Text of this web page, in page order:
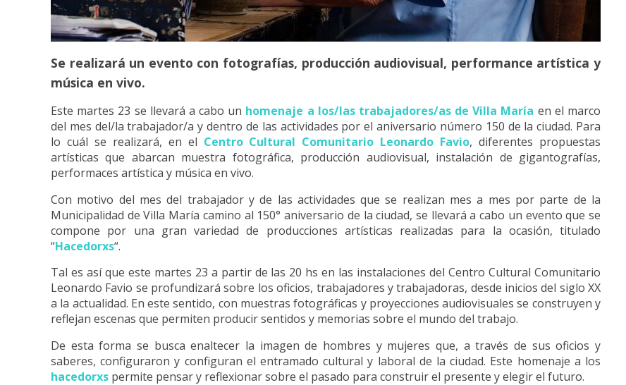
Se realizará un evento con fotografías, producción audiovisual, performance artística y
música en vivo.
Este martes 23 se llevará a cabo un homenaje a los/las trabajadores/as de Villa María en el marco
del mes del/la trabajador/a y dentro de las actividades por el aniversario número 150 de la ciudad. Para
lo cuál se realizará, en el Centro Cultural Comunitario Leonardo Favio, diferentes propuestas
artísticas que abarcan muestra fotográfica, producción audiovisual, instalación de gigantografías,
performaces artística y música en vivo.
Con motivo del mes del trabajador y de las actividades que se realizan mes a mes por parte de la
Municipalidad de Villa María camino al 150° aniversario de la ciudad, se llevará a cabo un evento que se
compone por una gran variedad de producciones artísticas realizadas para la ocasión, titulado
“Hacedorxs“.
Tal es así que este martes 23 a partir de las 20 hs en las instalaciones del Centro Cultural Comunitario
Leonardo Favio se profundizará sobre los oficios, trabajadores y trabajadoras, desde inicios del siglo XX
a la actualidad. En este sentido, con muestras fotográficas y proyecciones audiovisuales se construyen y
reflejan escenas que permiten producir sentidos y memorias sobre el mundo del trabajo.
De esta forma se busca enaltecer la imagen de hombres y mujeres que, a través de sus oficios y
saberes, configuraron y configuran el entramado cultural y laboral de la ciudad. Este homenaje a los
hacedorxs permite pensar y reflexionar sobre el pasado para construir el presente y elegir el futuro.